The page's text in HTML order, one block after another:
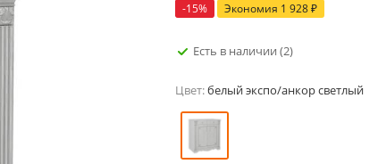
-15% Экономия 1 928₽
Есть в наличии (2)
Цвет:белый экспо/анкор светлый